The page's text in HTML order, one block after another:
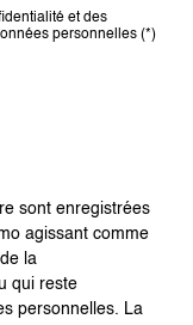
et des
personnelles (*)
sont enregistrées
agissant comme
la
qui reste
personnelles. La